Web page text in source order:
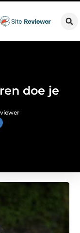
de stookinstallatie
doe je